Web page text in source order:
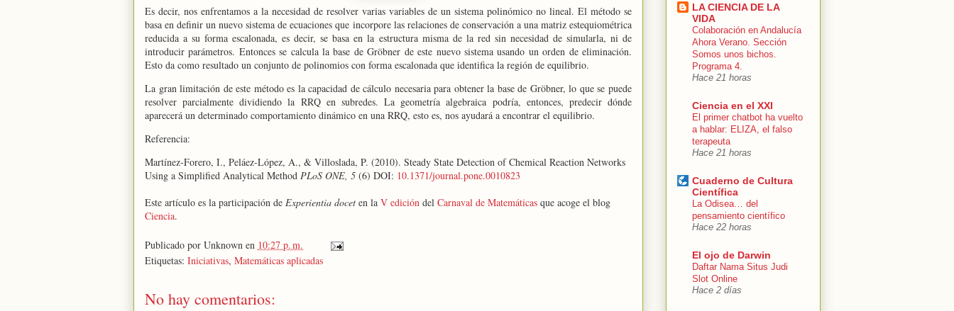
Es decir, nos enfrentamos a la necesidad de resolver varias variables de un sistema polinómico no lineal. El método se
basa en definir un nuevo sistema de ecuaciones que incorpore las relaciones de conservación a una matriz estequiométrica
reducida a su forma escalonada, es decir, se basa en la estructura misma de la red sin necesidad de simularla, ni de
introducir parámetros. Entonces se calcula la base de Gröbner de este nuevo sistema usando un orden de eliminación.
Esto da como resultado un conjunto de polinomios con forma escalonada que identifica la región de equilibrio.
La gran limitación de este método es la capacidad de cálculo necesaria para obtener la base de Gröbner, lo que se puede
resolver parcialmente dividiendola RRQen subredes. La geometría algebraica podría, entonces, predecir dónde
aparecerá un determinado comportamiento dinámico en una RRQ, esto es, nos ayudará a encontrar el equilibrio.
Referencia:
Martínez-Forero, I., Peláez-López, A., & Villoslada, P. (2010). Steady State Detection of Chemical Reaction Networks
Using a Simplified Analytical Method PLoS ONE, 5 (6) DOI: 10.1371/journal.pone.0010823
Este artículo es la participación de Experientia docet en la V edición del Carnaval de Matemáticas que acoge el blog
Ciencia.
Publicado por Unknown en 10:27 p. m.
Etiquetas: Iniciativas, Matemáticas aplicadas
No hay comentarios:
LA CIENCIA DE LA
VIDA
Colaboración en Andalucía
Ahora Verano. Sección
Somos unos bichos.
Programa 4.
Hace 21 horas
Ciencia en el XXI
El primer chatbot ha vuelto
a hablar: ELIZA, el falso
terapeuta
Hace 21 horas
Cuaderno de Cultura
Científica
La Odisea… del
pensamiento científico
Hace 22 horas
El ojo de Darwin
Daftar Nama Situs Judi
Slot Online
Hace 2 días